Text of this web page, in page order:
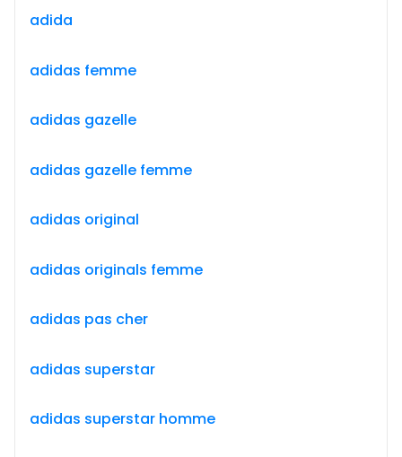
adida
adidas femme
adidas gazelle
adidas gazelle femme
adidas original
adidas originals femme
adidas pas cher
adidas superstar
adidas superstar homme